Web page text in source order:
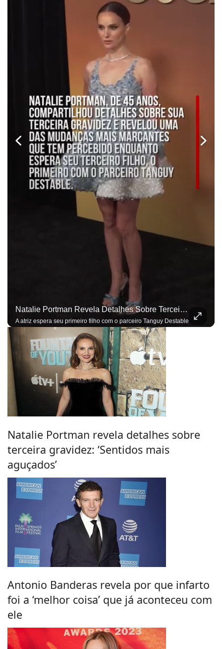
Natalie Portman Revela Detalhes Sobre Terceira Gravidez: ‘Sentidos Mais Aguçados’
A atriz espera seu primeiro filho com o parceiro Tanguy Destable
Natalie Portman revela detalhes sobre
terceira gravidez: ‘Sentidos mais
aguçados’
Antonio Banderas revela por que infarto
foi a ‘melhor coisa’ que já aconteceu com
ele